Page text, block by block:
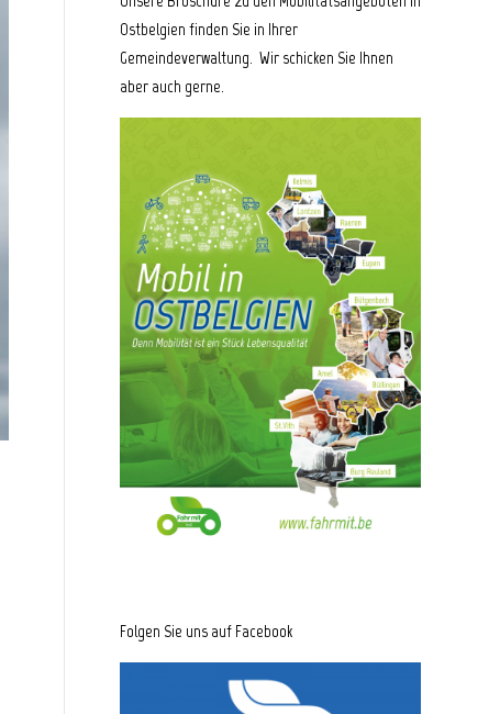
Ostbelgien finden Sie in Ihrer
Gemeindeverwaltung. Wir schicken Sie Ihnen
aber auch gerne.
Folgen Sie uns auf Facebook